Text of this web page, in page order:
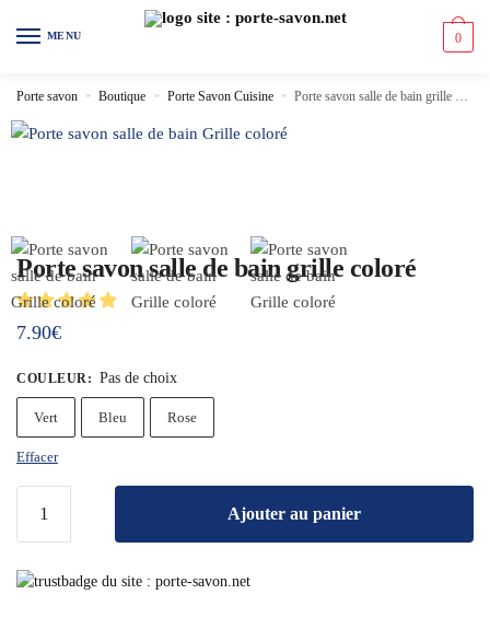
MENU 0
Porte savon » Boutique » Porte Savon Cuisine » Porte savon salle de bain grille coloré
Porte savon salle de bain grille coloré
7.90€
COULEUR: Pas de choix
Vert Bleu Rose
Effacer
Ajouter au panier